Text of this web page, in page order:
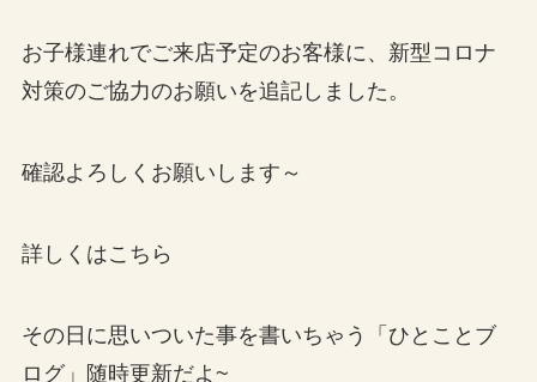
お子様連れでご来店予定のお客様に、新型コロナ
対策のご協力のお願いを追記しました。
確認よろしくお願いします～
詳しくはこちら
その日に思いついた事を書いちゃう「ひとことブ
ログ」随時更新だよ~